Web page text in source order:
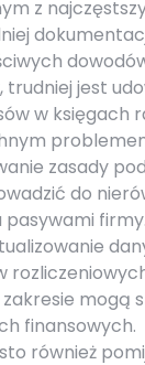
z
jest
w księgach
zasady
do
mogą
finansowych.
również